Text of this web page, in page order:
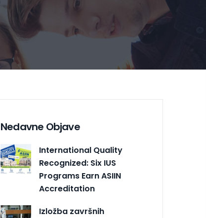
Nedavne Objave
International Quality
Recognized: Six IUS
Programs Earn ASIIN
Accreditation
Izložba završnih